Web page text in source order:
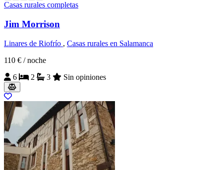
Casas rurales completas
Jim Morrison
Linares de Riofrío , Casas rurales en Salamanca
110 € / noche
6
2 3 Sin opiniones